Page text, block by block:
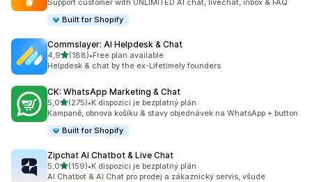
Support customer with UNLIMITED AI chat, livechat, inbox & FAQ
Built for Shopify
Commslayer: AI Helpdesk & Chat
4,9z 5 hvězd
(188)
Celkový počet recenzí: 188
•Free plan available
Helpdesk & chat by the ex-Lifetimely founders
CK: WhatsApp Marketing & Chat
5,0z 5 hvězd
(275)
Celkový počet recenzí: 275
•K dispozici je bezplatný plán
Kampaně, obnova košíku & stavy objednávek na WhatsApp + button
Built for Shopify
Zipchat AI Chatbot & Live Chat
5,0z 5 hvězd
(159)
Celkový počet recenzí: 159
•K dispozici je bezplatný plán
AI Chatbot & AI Chat pro prodej a zákaznický servis, všude